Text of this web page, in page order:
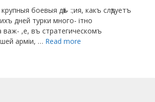
боевыя дѣіі- :;ия, какъ слѣдуетъ
дней турки много- ітно
важ- ,е, въ стратегическомъ
арміи, … Read more